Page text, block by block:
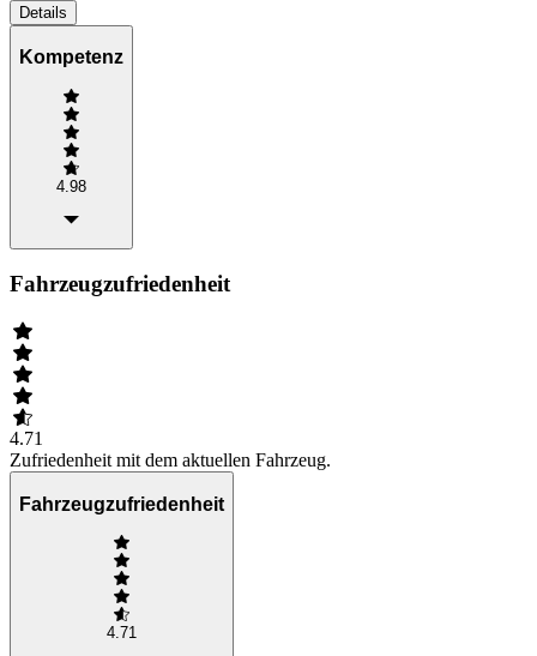
Details
Kompetenz
4.98
Fahrzeugzufriedenheit
4.71
Zufriedenheit mit dem aktuellen Fahrzeug.
Fahrzeugzufriedenheit
4.71